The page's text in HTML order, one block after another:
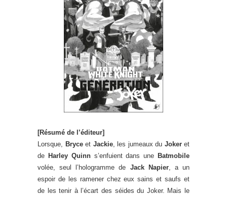
[Résumé de l’éditeur]
Lorsque, Bryceet Jackie, les jumeaux du Jokeret
de Harley Quinns’enfuient dans une Batmobile
volée, seul l’hologramme de Jack Napier, a un
espoir de les ramener chez eux sains et saufs et
de les tenir à l’écart des séides du Joker. Mais le